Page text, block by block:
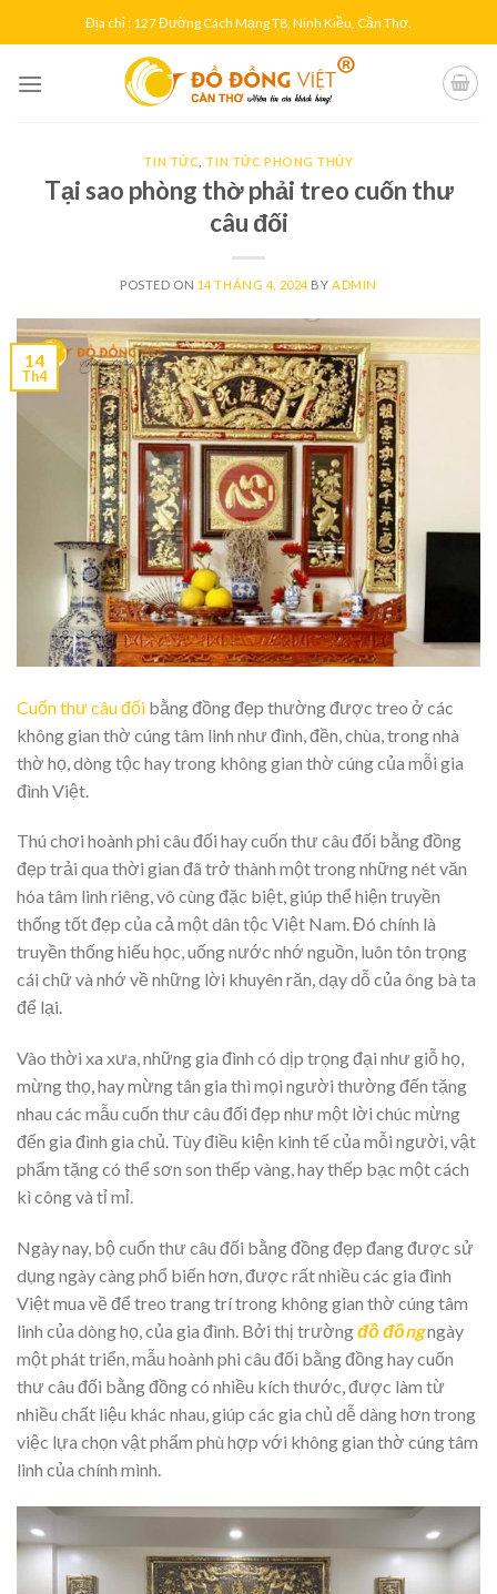
to
Địa chỉ : 127 Đường Cách Mạng T8, Ninh Kiều, Cần Thơ.
TIN TỨC TIN TỨC PHONG THỦY
Tại sao phòng thờ phải treo cuốn thư
câu đối
POSTED ON 14 THÁNG 4, 2024BY ADMIN
14
Th4
Cuốn thư câu đối bằng đồng đẹp thường được treo ở các
không gian thờ cúng tâm linh như đình, đền, chùa, trong nhà
thờ họ, dòng tộc hay trong không gian thờ cúng của mỗi gia
đình Việt.
Thú chơi hoành phi câu đối hay cuốn thư câu đối bằng đồng
đẹp trải qua thời gian đã trở thành một trong những nét văn
hóa tâm linh riêng, vô cùng đặc biệt, giúp thể hiện truyền
thống tốt đẹp của cả một dân tộc Việt Nam. Đó chính là
truyền thống hiếu học, uống nước nhớ nguồn, luôn tôn trọng
cái chữ và nhớ về những lời khuyên răn, dạy dỗ của ông bà ta
để lại.
Vào thời xa xưa, những gia đình có dịp trọng đại như giỗ họ,
mừng thọ, hay mừng tân gia thì mọi người thường đến tặng
nhau các mẫu cuốn thư câu đối đẹp như một lời chúc mừng
đến gia đình gia chủ. Tùy điều kiện kinh tế của mỗi người, vật
phẩm tặng có thể sơn son thếp vàng, hay thếp bạc một cách
kì công và tỉ mỉ.
Ngày nay, bộ cuốn thư câu đối bằng đồng đẹp đang được sử
dụng ngày càng phổ biến hơn, được rất nhiều các gia đình
Việt mua về để treo trang trí trong không gian thờ cúng tâm
linh của dòng họ, của gia đình. Bởi thị trườngđồ đồngngày
một phát triển, mẫu hoành phi câu đối bằng đồng hay cuốn
thư câu đối bằng đồng có nhiều kích thước, được làm từ
nhiều chất liệu khác nhau, giúp các gia chủ dễ dàng hơn trong
việc lựa chọn vật phẩm phù hợp với không gian thờ cúng tâm
linh của chính mình.